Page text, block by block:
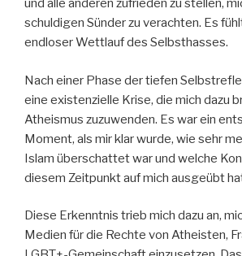
und alle anderen zufrieden zu stellen,
schuldigen Sünder zu verachten. Es
endloser Wettlauf des Selbsthasses.
Nach einer Phase der tiefen
eine existenzielle Krise, die mich dazu
Atheismus zuzuwenden. Es war ein
Moment, als mir klar wurde, wie sehr
Islam überschattet war und welche
diesem Zeitpunkt auf mich ausgeübt
Diese Erkenntnis trieb mich dazu an,
Medien für die Rechte von Atheisten,